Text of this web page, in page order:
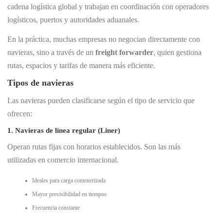
cadena logística global y trabajan en coordinación con operadores
logísticos, puertos y autoridades aduanales.
En la práctica, muchas empresas no negocian directamente con
navieras, sino a través de un freight forwarder, quien gestiona
rutas, espacios y tarifas de manera más eficiente.
Tipos de navieras
Las navieras pueden clasificarse según el tipo de servicio que
ofrecen:
1. Navieras de línea regular (Liner)
Operan rutas fijas con horarios establecidos. Son las más
utilizadas en comercio internacional.
Ideales para carga contenerizada
Mayor previsibilidad en tiempos
Frecuencia constante